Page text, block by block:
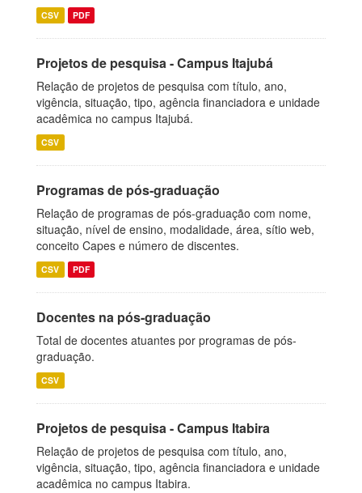
CSV PDF
Projetos de pesquisa - Campus Itajubá
Relação de projetos de pesquisa com título, ano,
vigência, situação, tipo, agência financiadora e unidade
acadêmica no campus Itajubá.
CSV
Programas de pós-graduação
Relação de programas de pós-graduação com nome,
situação, nível de ensino, modalidade, área, sítio web,
conceito Capes e número de discentes.
CSV PDF
Docentes na pós-graduação
Total de docentes atuantes por programas de pós-
graduação.
CSV
Projetos de pesquisa - Campus Itabira
Relação de projetos de pesquisa com título, ano,
vigência, situação, tipo, agência financiadora e unidade
acadêmica no campus Itabira.